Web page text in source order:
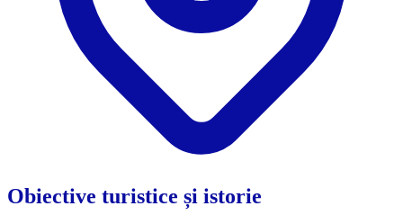
Obiective turistice și istorie